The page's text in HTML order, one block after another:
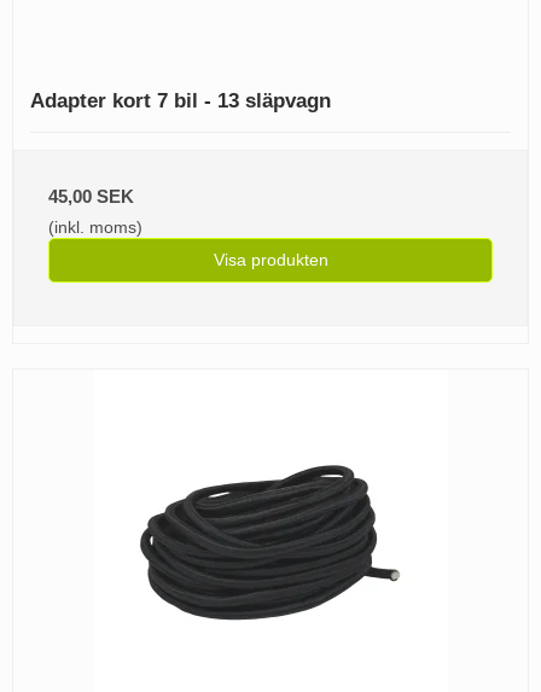
Adapter kort 7 bil - 13 släpvagn
45,00 SEK
(inkl. moms)
Visa produkten